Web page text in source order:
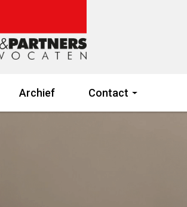
Archief Contact